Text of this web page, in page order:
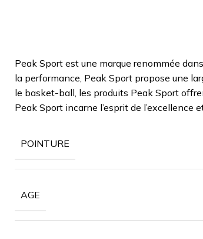
Peak Sport est une marque renommée
la performance, Peak Sport propose une
le basket-ball, les produits Peak Sport
Peak Sport incarne l’esprit de
POINTURE
AGE